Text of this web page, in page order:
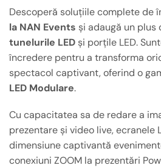
Descoperă soluțiile complete de
la NAN Events și adaugă un plus
tunelurile LED și porțile LED.
încredere pentru a transforma
spectacol captivant, oferind o
LED Modulare.
Cu capacitatea sa de redare a
prezentare și video live, ecranele
dimensiune captivantă
conexiuni ZOOM la prezentări